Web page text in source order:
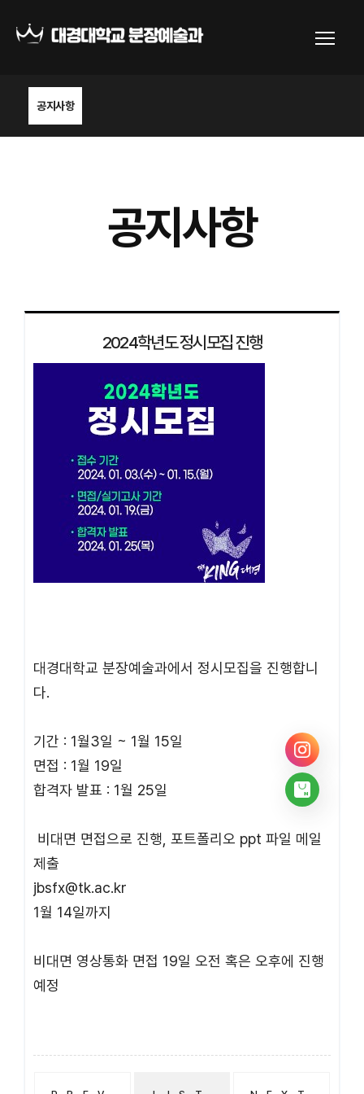
공지사항
공지사항
2024학년도 정시모집 진행
대경대학교 분장예술과에서 정시모집을 진행합니
다.
기간 : 1월3일 ~ 1월 15일
면접 : 1월 19일
합격자 발표 : 1월 25일
비대면 면접으로 진행, 포트폴리오 ppt 파일 메일
제출
jbsfx@tk.ac.kr
1월 14일까지
비대면 영상통화 면접 19일 오전 혹은 오후에 진행
예정